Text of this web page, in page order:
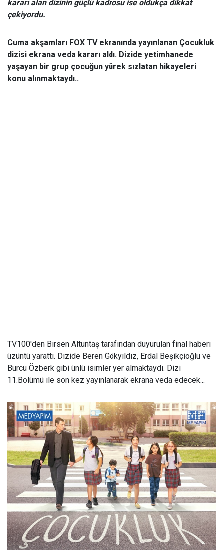
kararı alan dizinin güçlü kadrosu ise oldukça dikkat
çekiyordu.
Cuma akşamları FOX TV ekranında yayınlanan Çocukluk
dizisi ekrana veda kararı aldı. Dizide yetimhanede
yaşayan bir grup çocuğun yürek sızlatan hikayeleri
konu alınmaktaydı..
TV100'den Birsen Altuntaş tarafından duyurulan final haberi
üzüntü yarattı. Dizide Beren Gökyıldız, Erdal Beşikçioğlu ve
Burcu Özberk gibi ünlü isimler yer almaktaydı. Dizi
11.Bölümü ile son kez yayınlanarak ekrana veda edecek...